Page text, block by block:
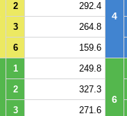
4
2 292.4
3 264.8
6 159.6
1 249.8
6
2 327.3
3 271.6